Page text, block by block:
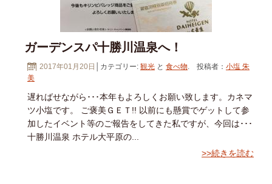
ガーデンスパ十勝川温泉へ！
2017年01月20日 │カテゴリー: 観光 と 食べ物. 投稿者： 小塩 朱
美
遅ればせながら･･･本年もよろしくお願い致します。カネマ
ツ小塩です。 ご褒美ＧＥＴ!! 以前にも懸賞でゲットして参
加したイベント等のご報告をしてきた私ですが、今回は･･･
十勝川温泉 ホテル大平原の...
>>続きを読む